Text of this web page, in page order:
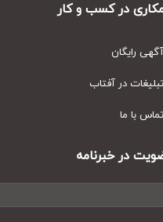
در کسب و کار
رایگان
در آفتاب
با ما
در خبرنامه